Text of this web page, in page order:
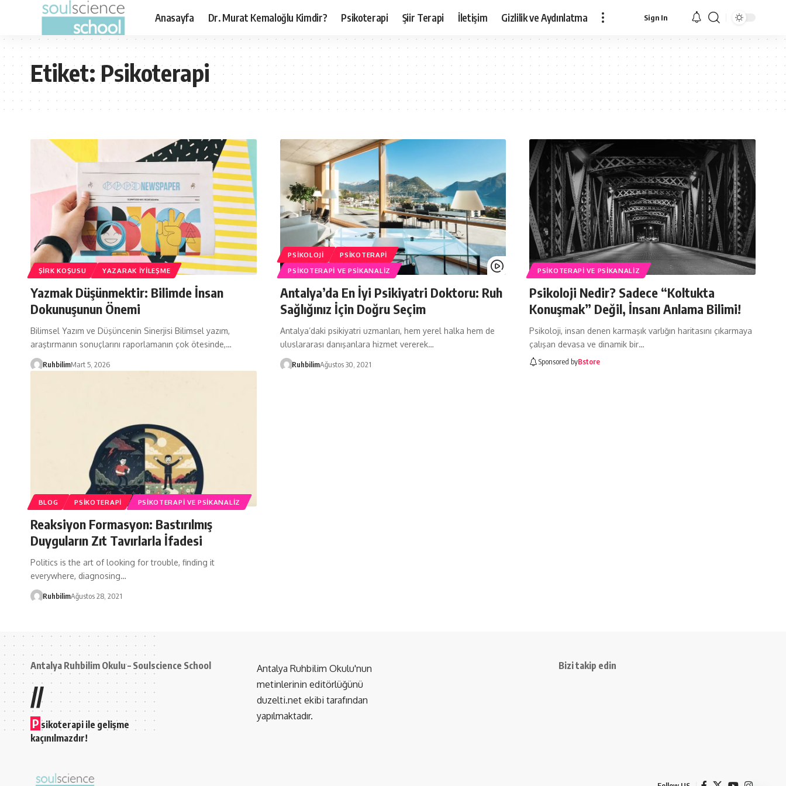
Anasayfa Dr. Murat Kemaloğlu Kimdir? Psikoterapi Şiir Terapi İletişim Gizlilik ve Aydınlatma Sign In
Etiket:Psikoterapi
ŞIRK KOŞUSU YAZARAK İYILEŞME
Yazmak Düşünmektir: Bilimde İnsan
Dokunuşunun Önemi
Bilimsel Yazım ve Düşüncenin Sinerjisi Bilimsel yazım,
araştırmanın sonuçlarını raporlamanın çok ötesinde,…
RuhbilimMart 5, 2026
PSIKOLOJI
PSIKOTERAPI
PSIKOTERAPI VE PSIKANALIZ
Antalya’da En İyi Psikiyatri Doktoru: Ruh
Sağlığınız İçin Doğru Seçim
Antalya’daki psikiyatri uzmanları, hem yerel halka hem de
uluslararası danışanlara hizmet vererek…
RuhbilimAğustos 30, 2021
PSIKOTERAPI VE PSIKANALIZ
Psikoloji Nedir? Sadece “Koltukta
Konuşmak” Değil, İnsanı Anlama Bilimi!
Psikoloji, insan denen karmaşık varlığın haritasını çıkarmaya
çalışan devasa ve dinamik bir…
Sponsored byBstore
BLOG PSIKOTERAPI PSIKOTERAPI VE PSIKANALIZ
Reaksiyon Formasyon: Bastırılmış
Duyguların Zıt Tavırlarla İfadesi
Politics is the art of looking for trouble, finding it
everywhere, diagnosing…
RuhbilimAğustos 28, 2021
Antalya Ruhbilim Okulu – Soulscience School
//
P sikoterapi ile gelişme
kaçınılmazdır!
Antalya Ruhbilim Okulu'nun
metinlerinin editörlüğünü
duzelti.net ekibi tarafından
yapılmaktadır.
Bizi takip edin